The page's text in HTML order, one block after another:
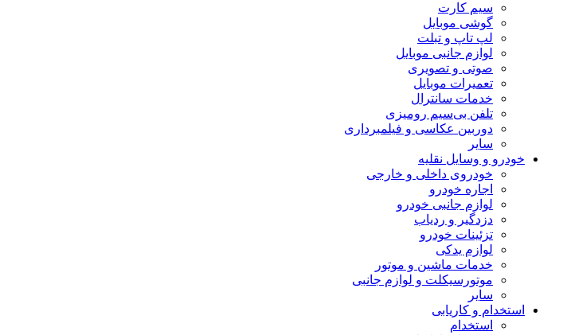
سیم کارت
گوشی موبایل
لپ تاپ و تبلت
لوازم جانبی موبایل
صوتی و تصویری
تعمیرات موبایل
خدمات سانترال
تلفن بی‌سیم رومیزی
دوربین عکاسی و فیلمبرداری
سایر
خودرو و وسایل نقلیه
خودروی داخلی و خارجی
اجاره خودرو
لوازم جانبی خودرو
دزدگیر و ردیاب
تزئینات خودرو
لوازم یدکی
خدمات ماشین و موتور
موتورسیکلت و لوازم جانبی
سایر
استخدام و کاریابی
استخدام